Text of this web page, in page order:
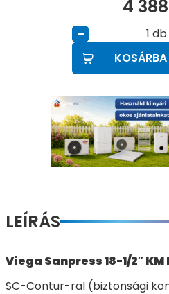
4 388
– db
LEÍRÁS
Viega Sanpress 18-1/2″
SC-Contur-ral (biztonsági